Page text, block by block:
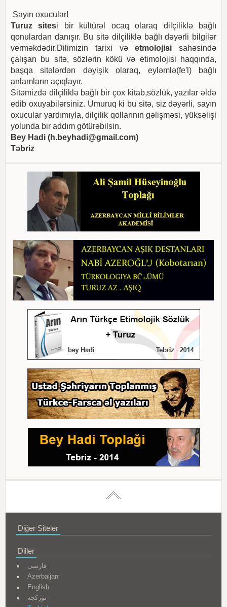
Sayın oxucular!
Turuz sitesi bir kültürəl ocaq olaraq dilçiliklə bağlı
qonulardan danışır. Bu sitə dilçiliklə bağlı dəyərli bilgilər
verməkdədir.Dilimizin tarixi vəetmolojisi sahəsində
çalışan bu sitə, sözlərin kökü və etimolojisi haqqında,
başqa sitələrdən dəyişik olaraq, eyləmlə(fe'l) bağlı
anlamların açıqlayır.
Sitəmizdə dilçiliklə bağlı bir çox kitab,sözlük, yazılar əldə
edib oxuyabilərsiniz. Umuruq ki bu sitə, siz dəyərli, sayın
oxucular yardımıyla, dilçilik qollarının gəlişməsi, yüksəlişi
yolunda bir addım götürəbilsin.
Bey Hadi (h.beyhadi@gmail.com)
Təbriz
Diğer Siteler
Diller
فارسی
Azerbaijani
English
تورکجه